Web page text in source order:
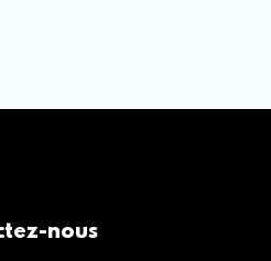
nous